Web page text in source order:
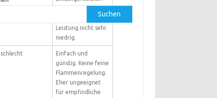
Leistung nicht sehr
niedrig.
schlecht
Einfach und
günstig. Keine feine
Flammenregelung.
Eher ungeeignet
für empfindliche
Suchen